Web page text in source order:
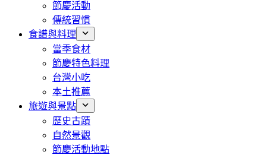
節慶活動
傳統習慣
食譜與料理
當季食材
節慶特色料理
台灣小吃
本土推薦
旅遊與景點
歷史古蹟
自然景觀
節慶活動地點